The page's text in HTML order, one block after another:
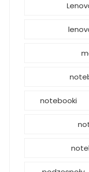
notebooki